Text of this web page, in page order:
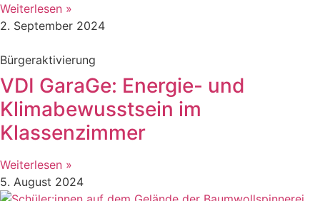
Weiterlesen »
2. September 2024
Bürgeraktivierung
VDI GaraGe: Energie- und
Klimabewusstsein im
Klassenzimmer
Weiterlesen »
5. August 2024